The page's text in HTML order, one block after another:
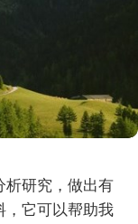
析研究，做出有
，它可以帮助我